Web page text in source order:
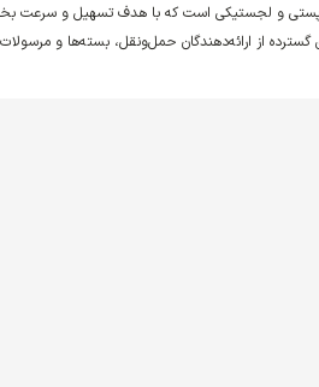
پستی و لجستیکی است که با هدف تسهیل و سرعت
گسترده از ارائه‌دهندگان حمل‌ونقل، بسته‌ها و